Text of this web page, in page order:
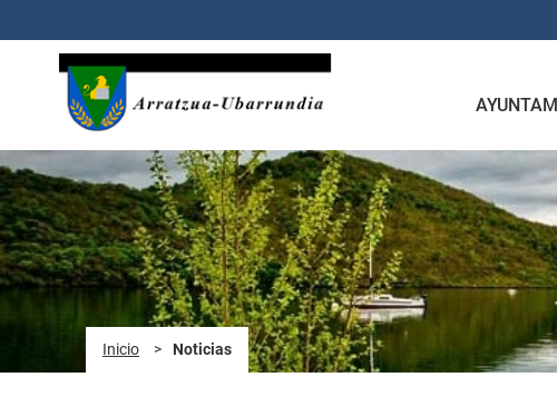
Inicio > Noticias